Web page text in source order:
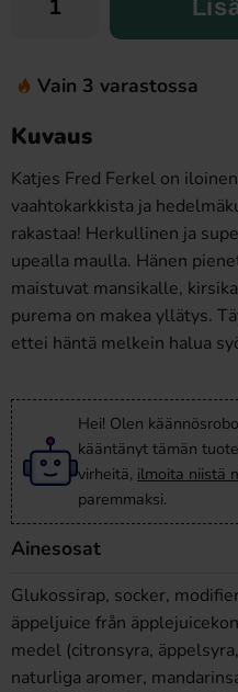
Vain 3 varastossa
Kuvaus
Katjes Fred Ferkel on
vaahtokarkkista ja
rakastaa! Herkullinen ja
upealla maulla. Hänen
maistuvat mansikalle,
purema on makea yllätys.
ettei häntä melkein halua
Hei! Olen
kääntänyt tämän
virheitä, ilmoita niistä
paremmaksi.
Ainesosat
Glukossirap, socker,
äppeljuice från
medel (citronsyra,
naturliga aromer,